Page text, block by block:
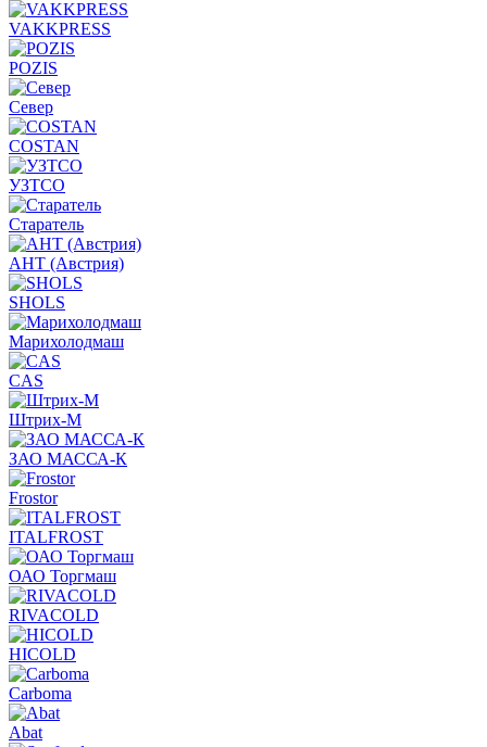
VAKKPRESS
POZIS
Север
COSTAN
УЗТСО
Старатель
АНТ (Австрия)
SHOLS
Марихолодмаш
CAS
Штрих-М
ЗАО МАССА-К
Frostor
ITALFROST
ОАО Торгмаш
RIVACOLD
HICOLD
Carboma
Abat